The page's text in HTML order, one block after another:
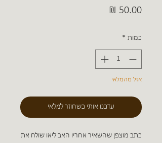
כמות *
אזל מהמלאי
עדכנו אותי כשחוזר למלאי
כתב מוצפן שהשאיר אחריו האב ליאו שולח את